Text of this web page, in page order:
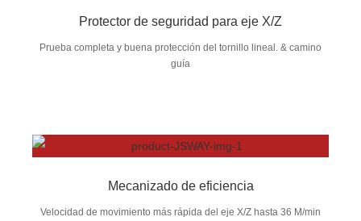
Protector de seguridad para eje X/Z
Prueba completa y buena protección del tornillo lineal. & camino
guía
Mecanizado de eficiencia
Velocidad de movimiento más rápida del eje X/Z hasta 36 M/min